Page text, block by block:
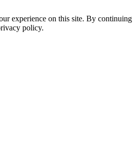
experience on this site. By continuing
policy.